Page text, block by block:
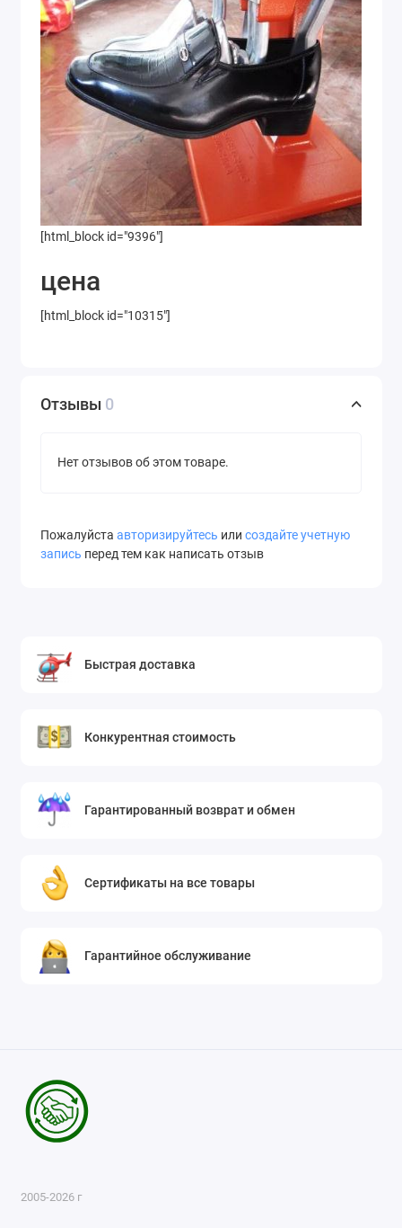
[html_block id="9396"]
цена
[html_block id="10315"]
Отзывы 0
Нет отзывов об этом товаре.
Пожалуйста авторизируйтесь или создайте учетную
запись перед тем как написать отзыв
Быстрая доставка
Конкурентная стоимость
Гарантированный возврат и обмен
Сертификаты на все товары
Гарантийное обслуживание
2005-2026 г